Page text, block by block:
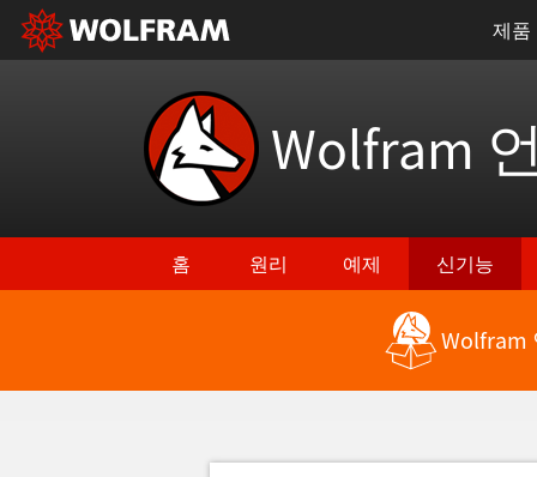
제품
Wolfram
홈 원리 예제 신기능
Wolfram